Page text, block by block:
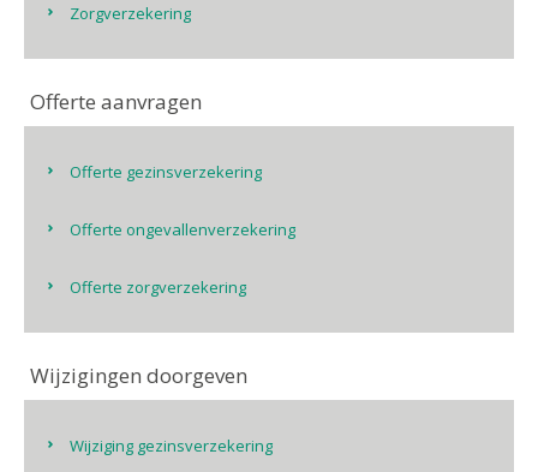
Zorgverzekering
Offerte aanvragen
Offerte gezinsverzekering
Offerte ongevallenverzekering
Offerte zorgverzekering
Wijzigingen doorgeven
Wijziging gezinsverzekering